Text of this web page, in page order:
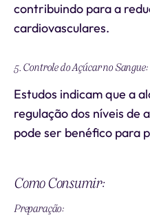
contribuindo para a
cardiovasculares.
5. Controle do Açúcar no Sangue:
Estudos indicam que a
regulação dos níveis de
pode ser benéfico para
Como Consumir:
Preparação: